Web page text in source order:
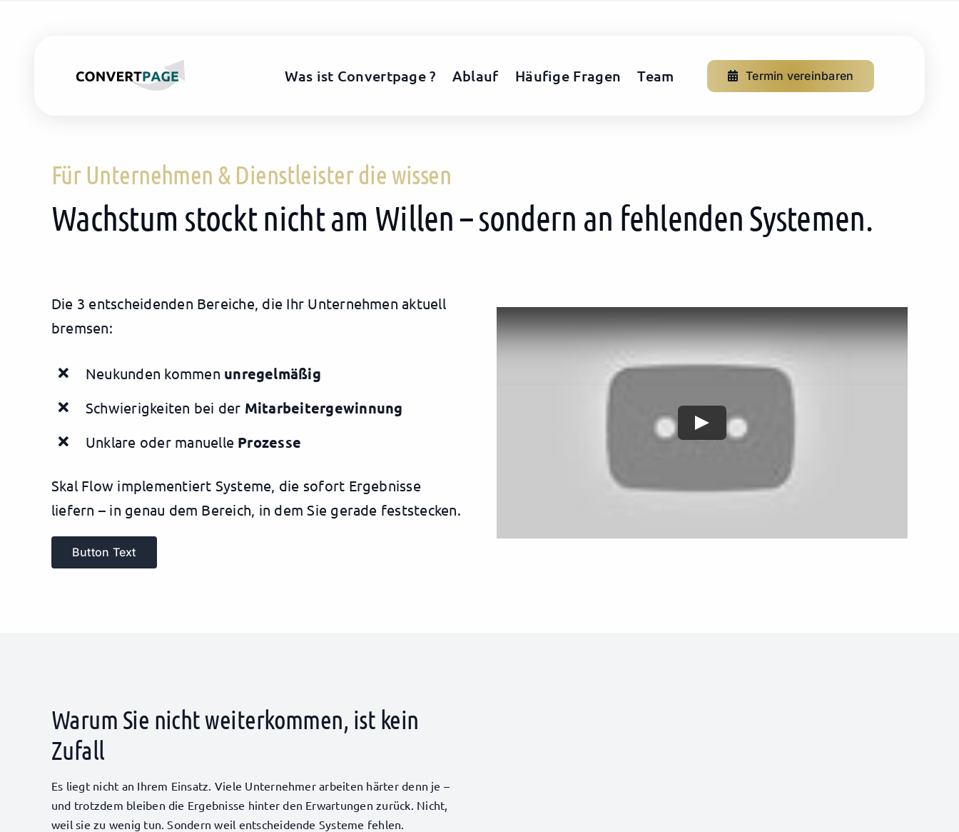
Was ist Convertpage ? Ablauf Häufige Fragen Team Termin vereinbaren
Für Unternehmen & Dienstleister die wissen
Wachstum stockt nicht am Willen – sondern an fehlenden Systemen.
Die 3 entscheidenden Bereiche, die Ihr Unternehmen aktuell
bremsen:
Neukunden kommen unregelmäßig
Schwierigkeiten bei der Mitarbeitergewinnung
Unklare oder manuelle Prozesse
Skal Flow implementiert Systeme, die sofort Ergebnisse
liefern – in genau dem Bereich, in dem Sie gerade feststecken.
Button Text
Warum Sie nicht weiterkommen, ist kein
Zufall
Es liegt nicht an Ihrem Einsatz. Viele Unternehmer arbeiten härter denn je –
und trotzdem bleiben die Ergebnisse hinter den Erwartungen zurück. Nicht,
weil sie zu wenig tun. Sondern weil entscheidende Systeme fehlen.